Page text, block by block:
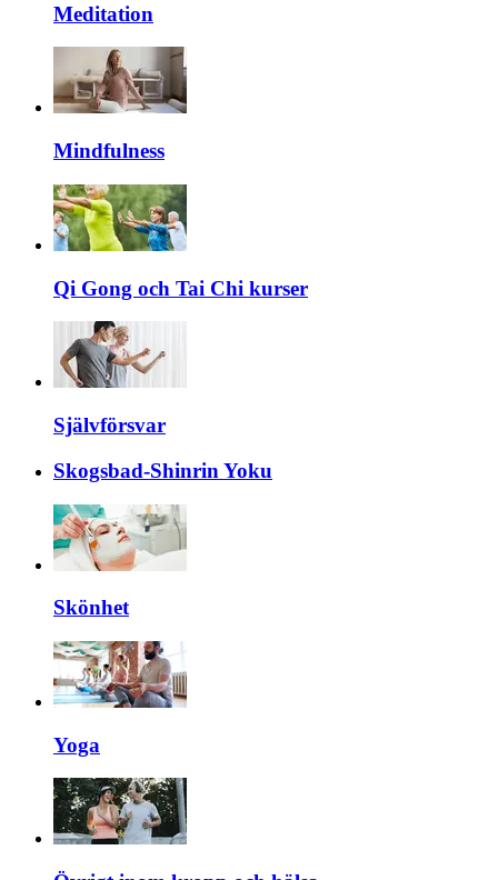
Meditation
Mindfulness
Qi Gong och Tai Chi kurser
Självförsvar
Skogsbad-Shinrin Yoku
Skönhet
Yoga